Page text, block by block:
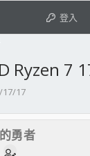
登入
Ryzen 7
17/17
勇者